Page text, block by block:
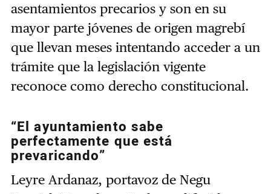
asentamientos precarios y son en su
mayor parte jóvenes de origen magrebí
que llevan meses intentando acceder a un
trámite que la legislación vigente
reconoce como derecho constitucional.
“El ayuntamiento sabe
perfectamente que está
prevaricando”
Leyre Ardanaz, portavoz de Negu